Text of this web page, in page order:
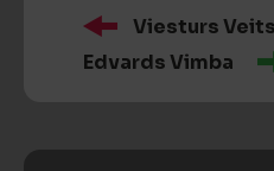
Viesturs Veits
Edvards Vimba